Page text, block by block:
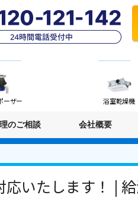
ーザー 浴室乾燥機
のご相談 会社概要
いたします！ |